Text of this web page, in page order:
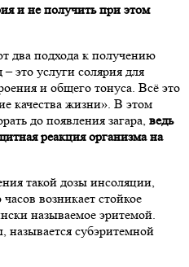
и не получить при этом
два подхода к получению
это услуги солярия для
и общего тонуса. Всё это
качества жизни». В этом
до появления загара, ведь
реакция организма на
такой дозы инсоляции,
возникает стойкое
называемое эритемой.
субэритемной